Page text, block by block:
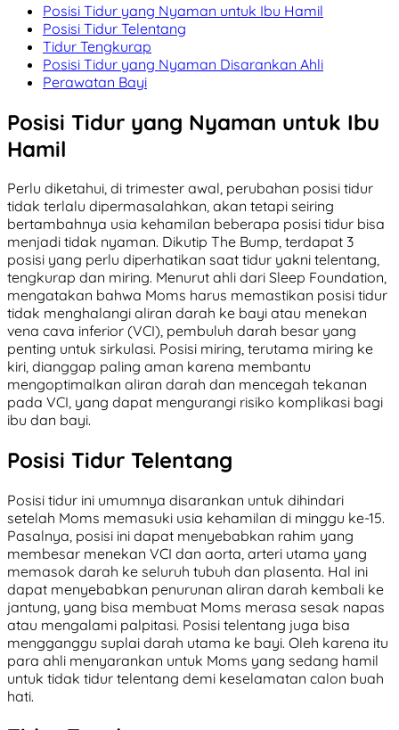
Posisi Tidur yang Nyaman untuk Ibu Hamil
Posisi Tidur Telentang
Tidur Tengkurap
Posisi Tidur yang Nyaman Disarankan Ahli
Perawatan Bayi
Posisi Tidur yang Nyaman untuk Ibu
Hamil
Perlu diketahui, di trimester awal, perubahan posisi tidur
tidak terlalu dipermasalahkan, akan tetapi seiring
bertambahnya usia kehamilan beberapa posisi tidur bisa
menjadi tidak nyaman. Dikutip The Bump, terdapat 3
posisi yang perlu diperhatikan saat tidur yakni telentang,
tengkurap dan miring. Menurut ahli dari Sleep Foundation,
mengatakan bahwa Moms harus memastikan posisi tidur
tidak menghalangi aliran darah ke bayi atau menekan
vena cava inferior (VCI), pembuluh darah besar yang
penting untuk sirkulasi. Posisi miring, terutama miring ke
kiri, dianggap paling aman karena membantu
mengoptimalkan aliran darah dan mencegah tekanan
pada VCI, yang dapat mengurangi risiko komplikasi bagi
ibu dan bayi.
Posisi Tidur Telentang
Posisi tidur ini umumnya disarankan untuk dihindari
setelah Moms memasuki usia kehamilan di minggu ke-15.
Pasalnya, posisi ini dapat menyebabkan rahim yang
membesar menekan VCI dan aorta, arteri utama yang
memasok darah ke seluruh tubuh dan plasenta. Hal ini
dapat menyebabkan penurunan aliran darah kembali ke
jantung, yang bisa membuat Moms merasa sesak napas
atau mengalami palpitasi. Posisi telentang juga bisa
mengganggu suplai darah utama ke bayi. Oleh karena itu
para ahli menyarankan untuk Moms yang sedang hamil
untuk tidak tidur telentang demi keselamatan calon buah
hati.